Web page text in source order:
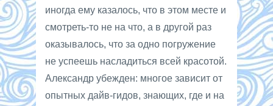
иногда ему казалось, что в этом месте и
смотреть-то не на что, а в другой раз
оказывалось, что за одно погружение
не успеешь насладиться всей красотой.
Александр убежден: многое зависит от
опытных дайв-гидов, знающих, где и на